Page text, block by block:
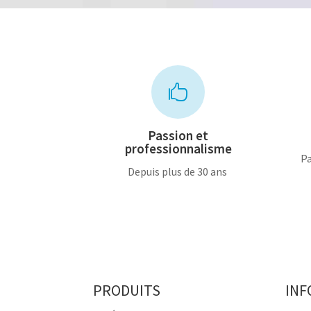

Passion et
professionnalisme
Depuis plus de 30 ans
PRODUITS